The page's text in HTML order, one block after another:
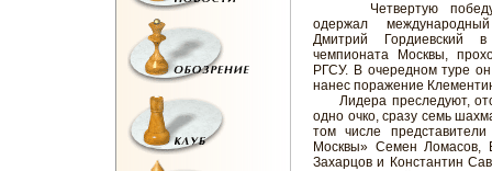
Четвертую победу
одержал
Дмитрий Гордиевский
чемпионата Москвы,
РГСУ. В очередном туре
нанес поражение
Лидера преследуют,
одно очко, сразу семь
том числе
Москвы» Семен Ломасов,
Захарцов и Константин